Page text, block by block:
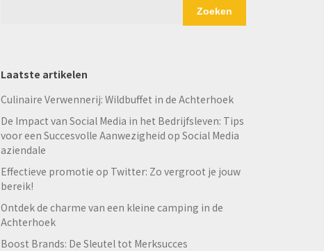
Zoeken
Laatste artikelen
Culinaire Verwennerij: Wildbuffet in de Achterhoek
De Impact van Social Media in het Bedrijfsleven: Tips
voor een Succesvolle Aanwezigheid op Social Media
aziendale
Effectieve promotie op Twitter: Zo vergroot je jouw
bereik!
Ontdek de charme van een kleine camping in de
Achterhoek
Boost Brands: De Sleutel tot Merksucces